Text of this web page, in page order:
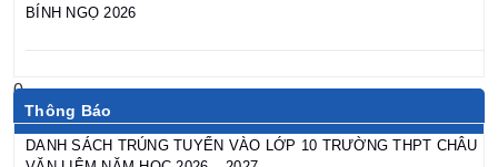
BÍNH NGỌ 2026
Thông Báo
DANH SÁCH TRÚNG TUYỂN VÀO LỚP 10 TRƯỜNG THPT CHÂU